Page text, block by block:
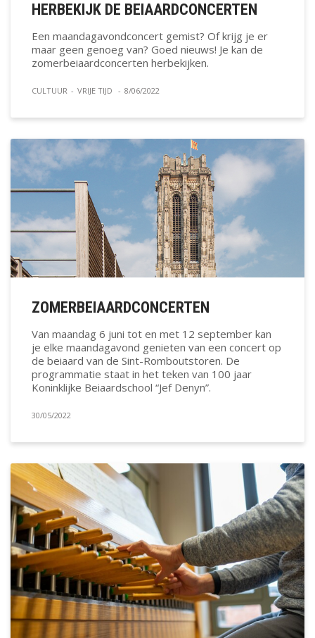
HERBEKIJK DE BEIAARDCONCERTEN
Een maandagavondconcert gemist? Of krijg je er
maar geen genoeg van? Goed nieuws! Je kan de
zomerbeiaardconcerten herbekijken.
CULTUUR - VRIJE TIJD - 8/06/2022
ZOMERBEIAARDCONCERTEN
Van maandag 6 juni tot en met 12 september kan
je elke maandagavond genieten van een concert op
de beiaard van de Sint-Romboutstoren. De
programmatie staat in het teken van 100 jaar
Koninklijke Beiaardschool “Jef Denyn”.
30/05/2022